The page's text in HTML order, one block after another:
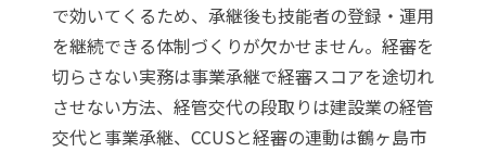
で効いてくるため、承継後も技能者の登録・運用
を継続できる体制づくりが欠かせません。経審を
切らさない実務は事業承継で経審スコアを途切れ
させない方法、経管交代の段取りは建設業の経管
交代と事業承継、CCUSと経審の連動は鶴ヶ島市